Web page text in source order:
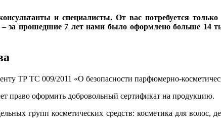
и специалисты. От вас потребуется
за прошедшие 7 лет нами было оформлено больше 14
ТР ТС 009/2011 «О безопасности парфюмерно-
право оформить добровольный сертификат на продукцию.
групп косметических средств: косметика для волос,